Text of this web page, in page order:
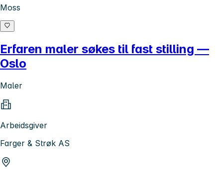
Moss
Erfaren maler søkes til fast stilling —
Oslo
Maler
Arbeidsgiver
Farger & Strøk AS